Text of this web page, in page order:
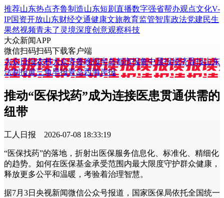
推荐山东热点齐鲁制造山东短剧直播数字强省帮办观点文化V-
IP国资开放山东财经交通健康文旅教育监管智库政法党建民生
果然视频青未了 灵境深度创意观察科技
大众新闻APP
微信扫码扫码下载客户端
大众日报农村大众齐鲁晚报半岛都市报鲁中晨报经济导报山东
法制报黄三角早报青岛西海岸报
推动“医保找药”成为连接医患贯通供需的
纽带
工人日报 2026-07-08 18:33:19
“医保找药”的落地，折射出医保服务信息化、标准化、精细化
的趋势。如何在医保基金承受范围内最大限度守护群众健康，
释放更多公平和温暖，考验着治理智慧。
据7月3日央视新闻微信公众号报道，国家医保局依托全国统一